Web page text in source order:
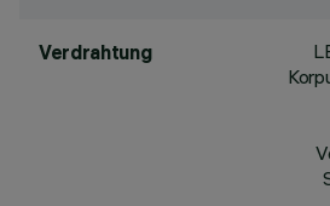
Verdrahtung